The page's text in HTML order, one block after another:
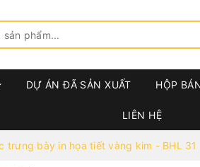
DỰ ÁN ĐÃ SẢN XUẤT HỘP
LIÊN HỆ
trưng bày in họa tiết vàng kim - BHL 31